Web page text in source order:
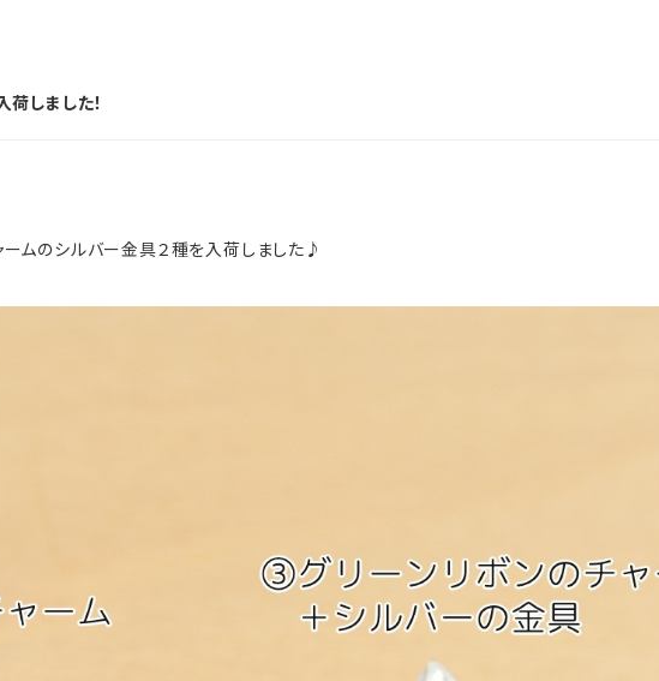
荷しました！
ムのシルバー金具２種を入荷しました♪